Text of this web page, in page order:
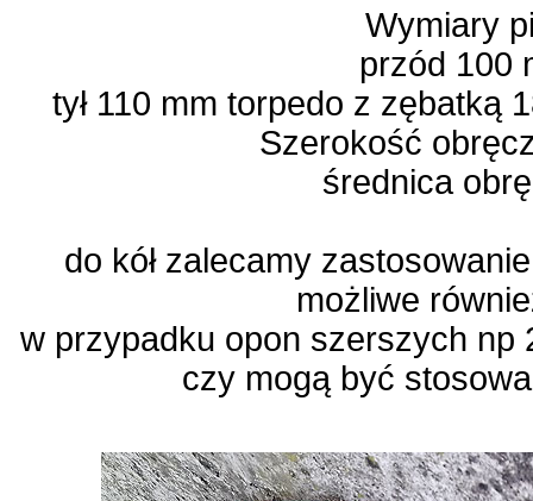
Wymiary
przód
tył 110 mm torpedo z zębatką
Szerokość
średnica
do kół zalecamy
możliwe
w przypadku opon szerszych np
czy mogą być